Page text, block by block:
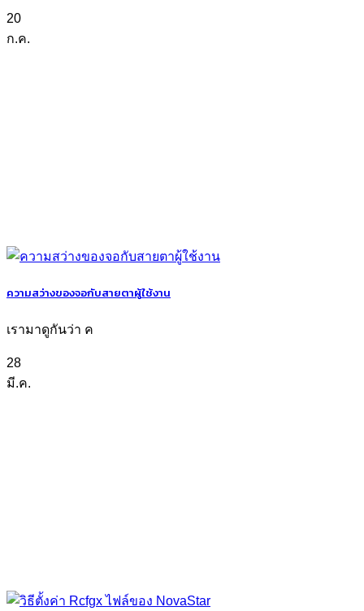
20
ก.ค.
ความสว่างของจอกับสายตาผู้ใช้งาน
เรามาดูกันว่า ค
28
มี.ค.